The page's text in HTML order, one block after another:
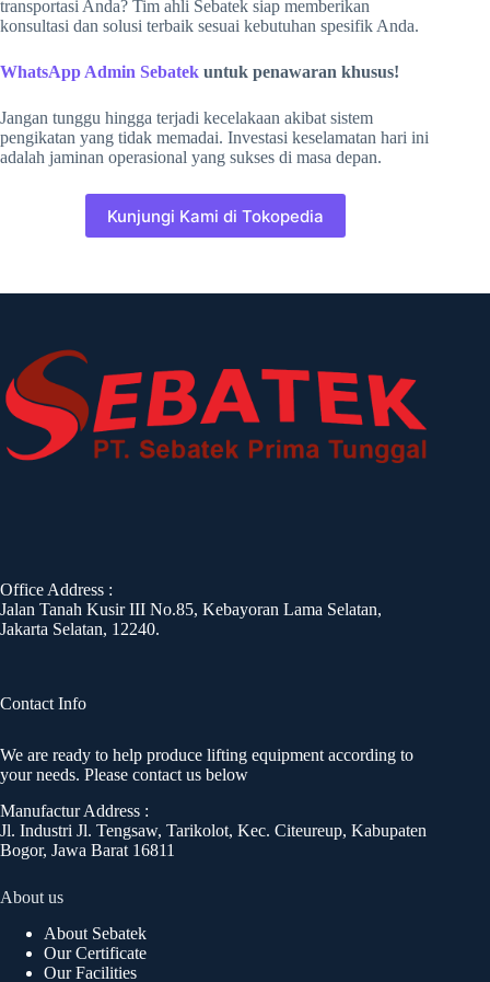
transportasi Anda? Tim ahli Sebatek siap memberikan
konsultasi dan solusi terbaik sesuai kebutuhan spesifik Anda.
WhatsApp Admin Sebatek untuk penawaran khusus!
Jangan tunggu hingga terjadi kecelakaan akibat sistem
pengikatan yang tidak memadai. Investasi keselamatan hari ini
adalah jaminan operasional yang sukses di masa depan.
Kunjungi Kami di Tokopedia
Office Address :
Jalan Tanah Kusir III No.85, Kebayoran Lama Selatan,
Jakarta Selatan, 12240.
Contact Info
We are ready to help produce lifting equipment according to
your needs. Please contact us below
Manufactur Address :
Jl. Industri Jl. Tengsaw, Tarikolot, Kec. Citeureup, Kabupaten
Bogor, Jawa Barat 16811
About us
About Sebatek
Our Certificate
Our Facilities